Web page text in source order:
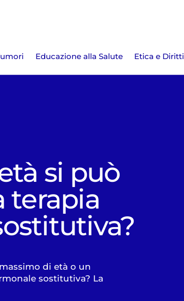
Educazione alla Salute Etica e Diritti
si può
terapia
di età o un
sostitutiva? La